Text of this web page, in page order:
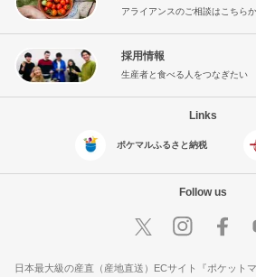
アライアンスのご相談はこちら
採用情報
生産者と食べる人をつなぎたい
Links
ポケマルふるさと納税
Follow us
日本最大級の産直（産地直送）ECサイト『ポケット